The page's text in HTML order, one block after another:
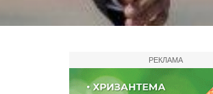
РЕКЛАМА